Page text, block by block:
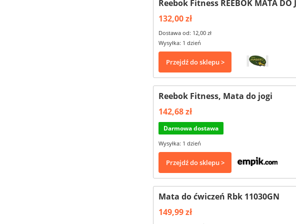
Reebok Fitness REEBOK MATA DO
132,00 zł
Dostawa od: 12,00 zł
Wysyłka: 1 dzień
Przejdź do sklepu >
Reebok Fitness, Mata do jogi
142,68 zł
Darmowa dostawa
Wysyłka: 1 dzień
Przejdź do sklepu >
Mata do ćwiczeń Rbk 11030GN
149,99 zł